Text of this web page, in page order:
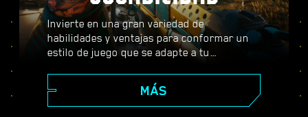
Invierte en una gran variedad de
habilidades y ventajas para conformar un
estilo de juego que se adapte a tu
hackeo e implantes corporales que se
pueden subir de nivel para convertirte en el
mejor mercenario de la ciudad. Entabla
MÁS